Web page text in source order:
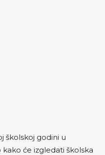
školskoj godini u
kako će izgledati školska